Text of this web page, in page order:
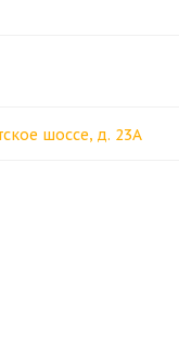
шоссе, д. 23А